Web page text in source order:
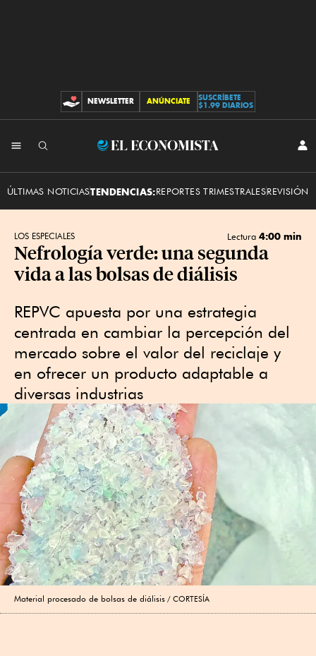
CONTRIBUCIONES
NEWSLETTER ANÚNCIATE
SUSCRÍBETE
$1.99 DIARIOS
El
ÚLTIMAS NOTICIASTENDENCIAS:REPORTES TRIMESTRALESREVISIÓN
LOS ESPECIALES Lectura 4:00 min
Nefrología verde: una segunda
vida a las bolsas de diálisis
REPVC apuesta por una estrategia
centrada en cambiar la percepción del
mercado sobre el valor del reciclaje y
en ofrecer un producto adaptable a
diversas industrias
Material procesado de bolsas de diálisis CORTESÍA